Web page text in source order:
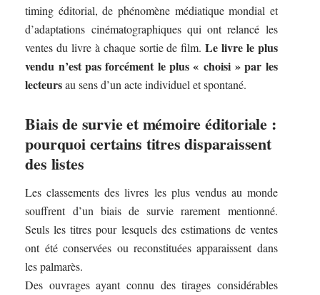
timing éditorial, de phénomène médiatique mondial et
d’adaptations cinématographiques qui ont relancé les
ventes du livre à chaque sortie de film.Le livre le plus
vendu n’est pas forcément le plus « choisi » par les
lecteursau sens d’un acte individuel et spontané.
Biais de survie et mémoire éditoriale :
pourquoi certains titres disparaissent
des listes
Les classements des livres les plus vendus au monde
souffrent d’un biais de survie rarement mentionné.
Seuls les titres pour lesquels des estimations de ventes
ont été conservées ou reconstituées apparaissent dans
les palmarès.
Des ouvrages ayant connu des tirages considérables